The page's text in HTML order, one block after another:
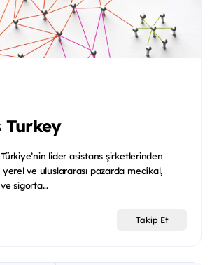
Turkey
lider asistans şirketlerinden
yerel ve uluslararası pazarda medikal,
sigorta...
Takip Et